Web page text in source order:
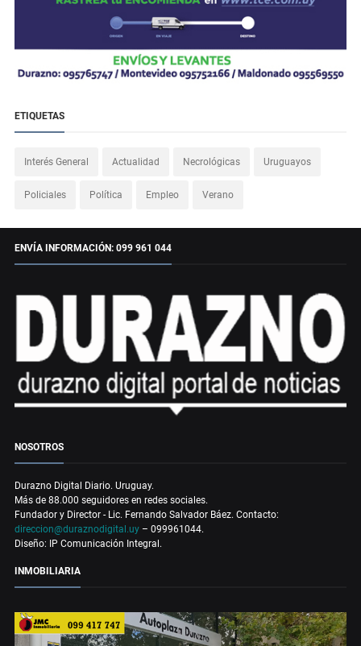
ETIQUETAS
Interés General Actualidad Necrológicas Uruguayos
Policiales Política Empleo Verano
ENVÍA INFORMACIÓN: 099 961 044
NOSOTROS
Durazno Digital Diario. Uruguay.
Más de 88.000 seguidores en redes sociales.
Fundador y Director - Lic. Fernando Salvador Báez. Contacto:
direccion@duraznodigital.uy – 099961044.
Diseño: IP Comunicación Integral.
INMOBILIARIA